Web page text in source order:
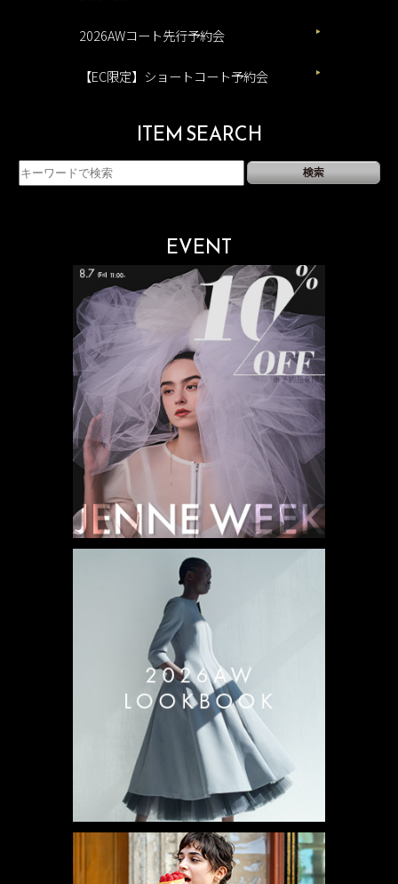
2026AWコート先行予約会
【EC限定】ショートコート予約会
ITEM SEARCH
EVENT